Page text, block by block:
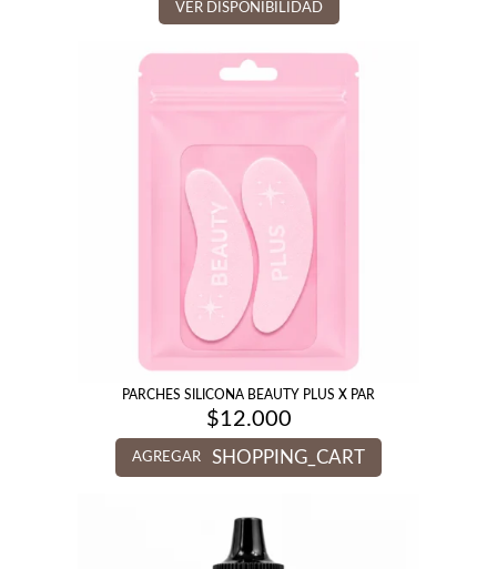
VER DISPONIBILIDAD
PARCHES SILICONA BEAUTY PLUS X PAR
$12.000
AGREGAR SHOPPING_CART